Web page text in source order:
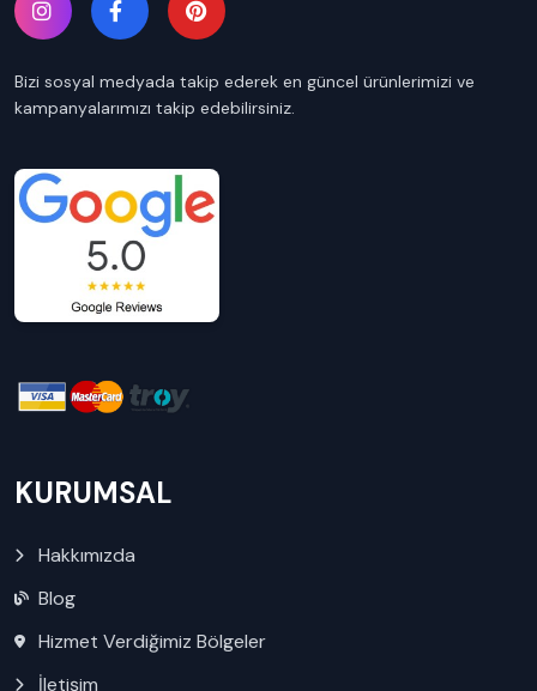
Bizi sosyal medyada takip ederek en güncel ürünlerimizi ve
kampanyalarımızı takip edebilirsiniz.
KURUMSAL
Hakkımızda
Blog
Hizmet Verdiğimiz Bölgeler
İletişim